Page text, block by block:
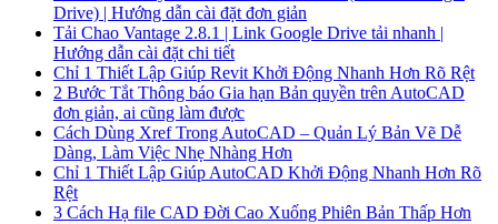
Drive) | Hướng dẫn cài đặt đơn giản
Tải Chao Vantage 2.8.1 | Link Google Drive tải nhanh |
Hướng dẫn cài đặt chi tiết
Chỉ 1 Thiết Lập Giúp Revit Khởi Động Nhanh Hơn Rõ Rệt
2 Bước Tắt Thông báo Gia hạn Bản quyền trên AutoCAD
đơn giản, ai cũng làm được
Cách Dùng Xref Trong AutoCAD – Quản Lý Bản Vẽ Dễ
Dàng, Làm Việc Nhẹ Nhàng Hơn
Chỉ 1 Thiết Lập Giúp AutoCAD Khởi Động Nhanh Hơn Rõ
Rệt
3 Cách Hạ file CAD Đời Cao Xuống Phiên Bản Thấp Hơn